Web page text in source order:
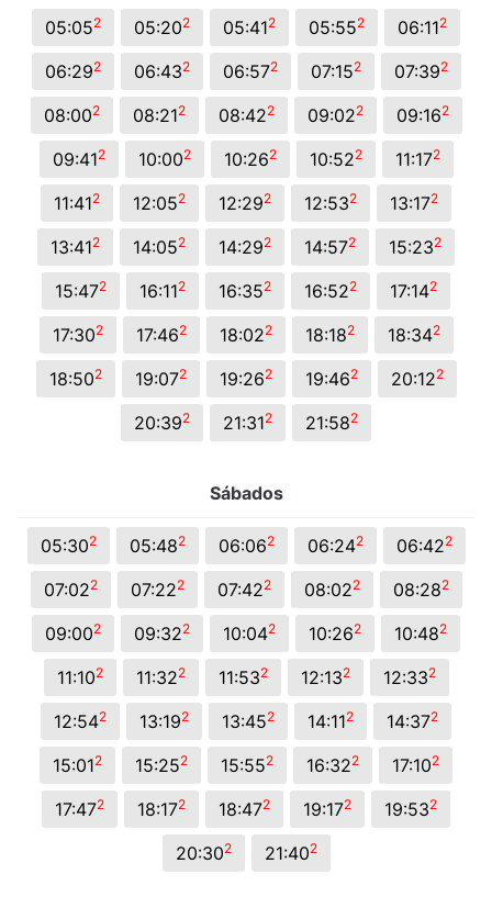
05:052 05:202 05:412 05:552 06:112
06:292 06:432 06:572 07:152 07:392
08:002 08:212 08:422 09:022 09:162
09:412 10:002 10:262 10:522 11:172
11:412 12:052 12:292 12:532 13:172
13:412 14:052 14:292 14:572 15:232
15:472 16:112 16:352 16:522 17:142
17:302 17:462 18:022 18:182 18:342
18:502 19:072 19:262 19:462 20:122
20:392 21:312 21:582
Sábados
05:302 05:482 06:062 06:242 06:422
07:022 07:222 07:422 08:022 08:282
09:002 09:322 10:042 10:262 10:482
11:102 11:322 11:532 12:132 12:332
12:542 13:192 13:452 14:112 14:372
15:012 15:252 15:552 16:322 17:102
17:472 18:172 18:472 19:172 19:532
20:302 21:402